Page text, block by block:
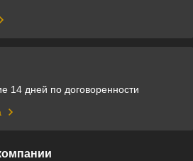
14 дней по договоренности